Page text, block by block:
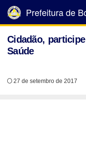
Prefeitura de
Cidadão,
Saúde
27 de setembro de 2017